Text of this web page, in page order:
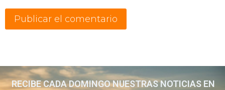
RECIBE CADA DOMINGO NUESTRAS NOTICIAS EN